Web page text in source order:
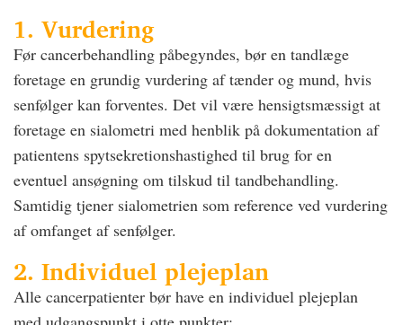
1. Vurdering
Før cancerbehandling påbegyndes, bør en tandlæge
foretage en grundig vurdering af tænder og mund, hvis
senfølger kan forventes. Det vil være hensigtsmæssigt at
foretage en sialometri med henblik på dokumentation af
patientens spytsekretionshastighed til brug for en
eventuel ansøgning om tilskud til tandbehandling.
Samtidig tjener sialometrien som reference ved vurdering
af omfanget af senfølger.
2. Individuel plejeplan
Alle cancerpatienter bør have en individuel plejeplan